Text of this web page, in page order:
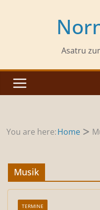
Asatru
You are here:Home
Musik
TERMINE